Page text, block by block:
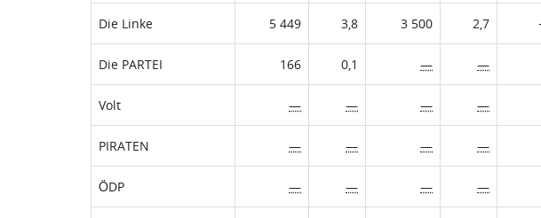
Die Linke 5 449 3,8 3 500 2,7
Die PARTEI 166 0,1 — —
Volt — — — —
PIRATEN — — — —
ÖDP — — — —